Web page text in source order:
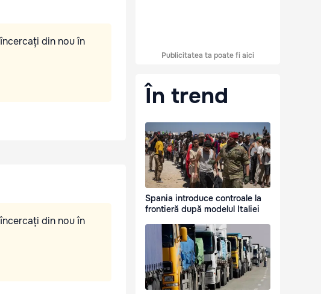
din nou în
din nou în
Publicitatea ta poate fi aici
În trend
Spania introduce controale la
frontieră după modelul Italiei